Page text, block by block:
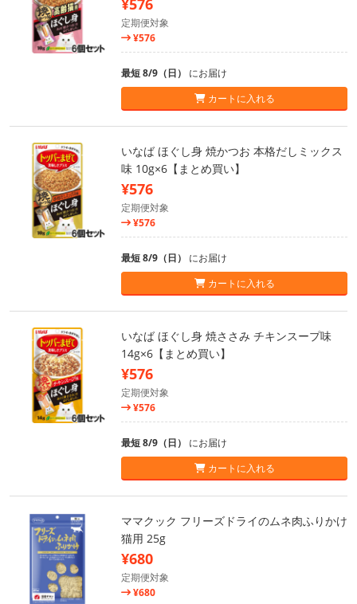
¥576
定期便対象
¥576
最短 8/9（日） にお届け
カートに入れる
いなば ほぐし身 焼かつお 本格だしミックス
味 10g×6【まとめ買い】
¥576
定期便対象
¥576
最短 8/9（日） にお届け
カートに入れる
いなば ほぐし身 焼ささみ チキンスープ味
14g×6【まとめ買い】
¥576
定期便対象
¥576
最短 8/9（日） にお届け
カートに入れる
ママクック フリーズドライのムネ肉ふりかけ
猫用 25g
¥680
定期便対象
¥680